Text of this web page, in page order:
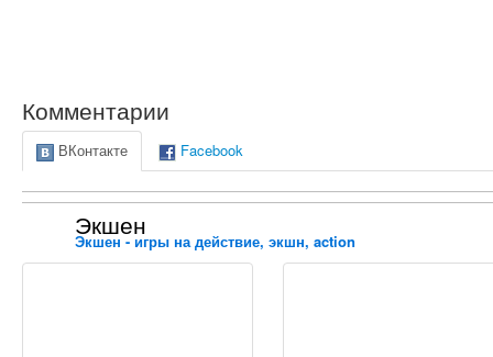
Комментарии
ВКонтакте Facebook
Экшен
Экшен - игры на действие, экшн, action